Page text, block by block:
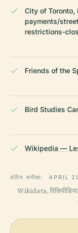
City of
payments/
restrictions-
Friends of the
Bird Studies
Wikipedia —
अंतिम समीक्षा: APRIL
Wikidata,